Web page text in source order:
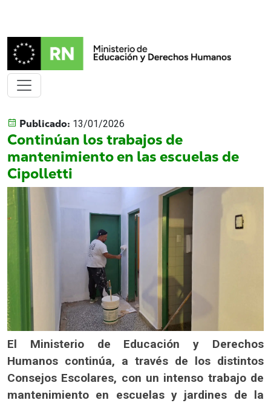
Publicado: 13/01/2026
Continúan los trabajos de
mantenimiento en las escuelas de
Cipolletti
El Ministerio de Educación y Derechos
Humanos continúa, a través de los distintos
Consejos Escolares, con un intenso trabajo de
mantenimiento en escuelas y jardines de la